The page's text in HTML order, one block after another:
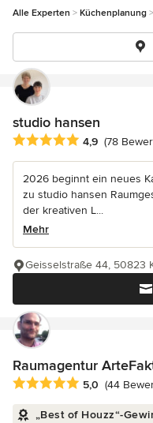
Alle Experten Küchenplanung
studio hansen
Durchschnittliche
4,9 (78
2026 beginnt ein neues
zu studio hansen
der kreativen L...
Mehr
Geisselstraße 44, 50823
Raumagentur
Durchschnittliche
5,0 (44
„Best of Houzz“-